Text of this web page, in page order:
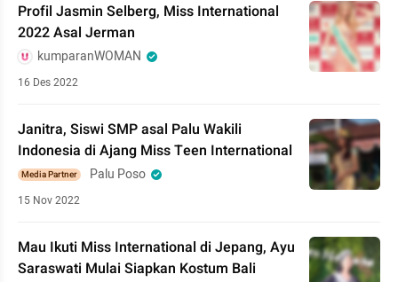
Profil Jasmin Selberg, Miss International
2022 Asal Jerman
kumparanWOMAN
16 Des 2022
Janitra, Siswi SMP asal Palu Wakili
Indonesia di Ajang Miss Teen International
Media Partner Palu Poso
15 Nov 2022
Mau Ikuti Miss International di Jepang, Ayu
Saraswati Mulai Siapkan Kostum Bali